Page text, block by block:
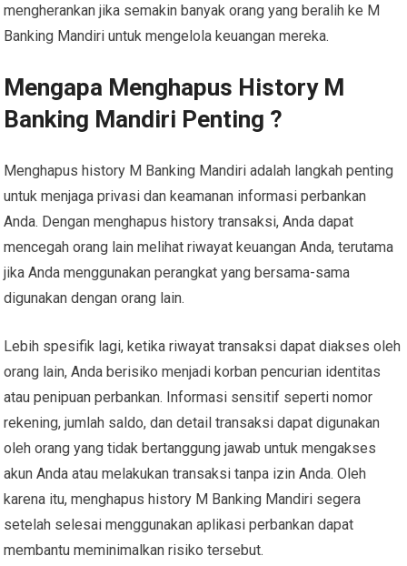
mengherankan jika semakin banyak orang yang beralih ke M
Banking Mandiri untuk mengelola keuangan mereka.
Mengapa Menghapus History M
Banking Mandiri Penting ?
Menghapus history M Banking Mandiri adalah langkah penting
untuk menjaga privasi dan keamanan informasi perbankan
Anda. Dengan menghapus history transaksi, Anda dapat
mencegah orang lain melihat riwayat keuangan Anda, terutama
jika Anda menggunakan perangkat yang bersama-sama
digunakan dengan orang lain.
Lebih spesifik lagi, ketika riwayat transaksi dapat diakses oleh
orang lain, Anda berisiko menjadi korban pencurian identitas
atau penipuan perbankan. Informasi sensitif seperti nomor
rekening, jumlah saldo, dan detail transaksi dapat digunakan
oleh orang yang tidak bertanggung jawab untuk mengakses
akun Anda atau melakukan transaksi tanpa izin Anda. Oleh
karena itu, menghapus history M Banking Mandiri segera
setelah selesai menggunakan aplikasi perbankan dapat
membantu meminimalkan risiko tersebut.